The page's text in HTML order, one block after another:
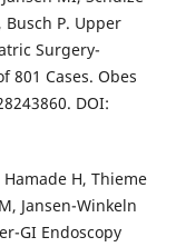
Busch P. Upper
Surgery-
801 Cases. Obes
DOI:
H, Thieme
Jansen-Winkeln
GI Endoscopy